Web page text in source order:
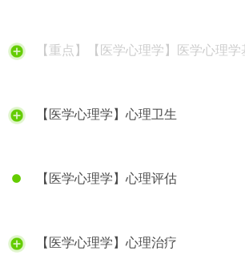
【重点】【医学心理学】医学心理学
【医学心理学】心理卫生
【医学心理学】心理评估
【医学心理学】心理治疗